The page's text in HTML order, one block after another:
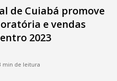
de Cuiabá promove
e vendas
2023
min de leitura